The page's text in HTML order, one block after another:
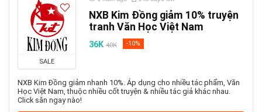
SALE
NXB Kim Đồng giảm 10% truyện
tranh Văn Học Việt Nam
36K 40K -10%
NXB Kim Đồng giảm nhanh 10%. Áp dụng cho nhiều tác phẩm, Văn
Học Việt Nam, thuộc nhiều cốt truyện & nhiều tác giả khác nhau.
Click săn ngay nào!